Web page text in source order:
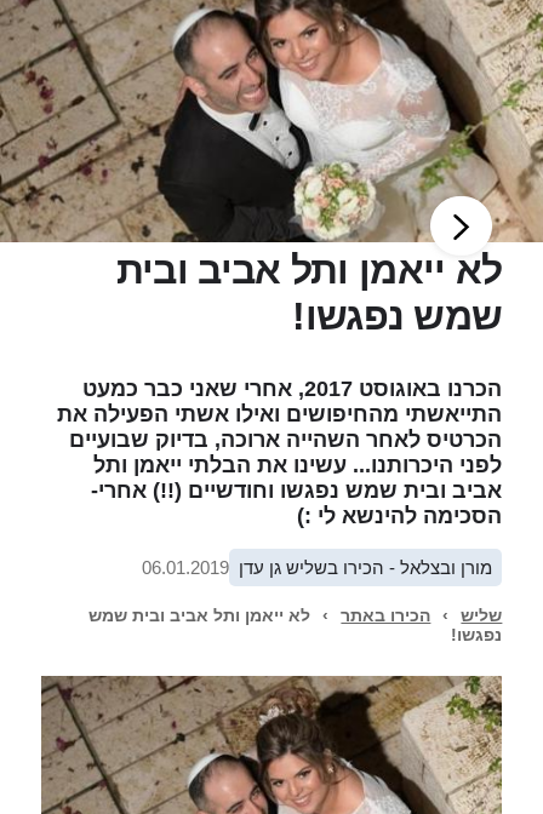
לא ייאמן ותל אביב ובית
שמש נפגשו!
הכרנו באוגוסט 2017, אחרי שאני כבר כמעט
התייאשתי מהחיפושים ואילו אשתי הפעילה את
הכרטיס לאחר השהייה ארוכה, בדיוק שבועיים
לפני היכרותנו... עשינו את הבלתי ייאמן ותל
אביב ובית שמש נפגשו וחודשיים (!!) אחרי-
הסכימה להינשא לי :)
מורן ובצלאל - הכירו בשליש גן עדן 06.01.2019
שליש › הכירו באתר ›
לא ייאמן ותל אביב ובית שמש
נפגשו!